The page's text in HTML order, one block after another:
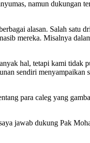
namun dukungan
alasan. Salah satu
mereka. Misalnya
hal, tetapi kami tidak
sendiri menyampaikan
para caleg yang
jawab dukung Pak